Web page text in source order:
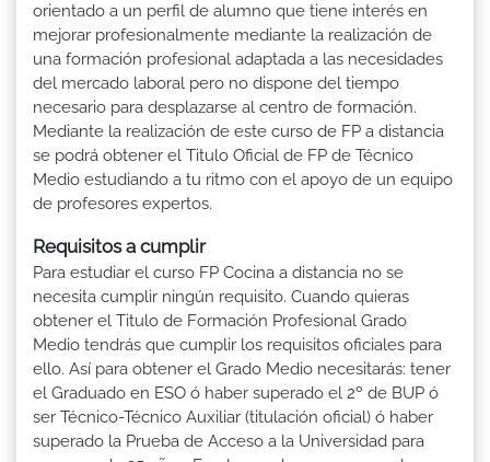
orientado a un perfil de alumno que tiene interés en
mejorar profesionalmente mediante la realización de
una formación profesional adaptada a las necesidades
del mercado laboral pero no dispone del tiempo
necesario para desplazarse al centro de formación.
Mediante la realización de este curso de FP a distancia
se podrá obtener el Titulo Oficial de FP de Técnico
Medio estudiando a tu ritmo con el apoyo de un equipo
de profesores expertos.
Requisitos a cumplir
Para estudiar el curso FP Cocina a distancia no se
necesita cumplir ningún requisito. Cuando quieras
obtener el Titulo de Formación Profesional Grado
Medio tendrás que cumplir los requisitos oficiales para
ello. Así para obtener el Grado Medio necesitarás: tener
el Graduado en ESO ó haber superado el 2º de BUP ó
ser Técnico-Técnico Auxiliar (titulación oficial) ó haber
superado la Prueba de Acceso a la Universidad para